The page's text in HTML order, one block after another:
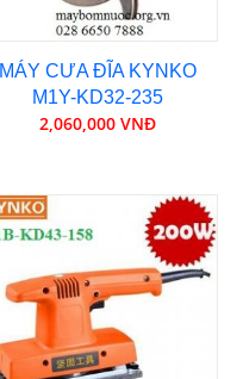
MÁY CƯA ĐĨA KYNKO
M1Y-KD32-235
2,060,000 VNĐ